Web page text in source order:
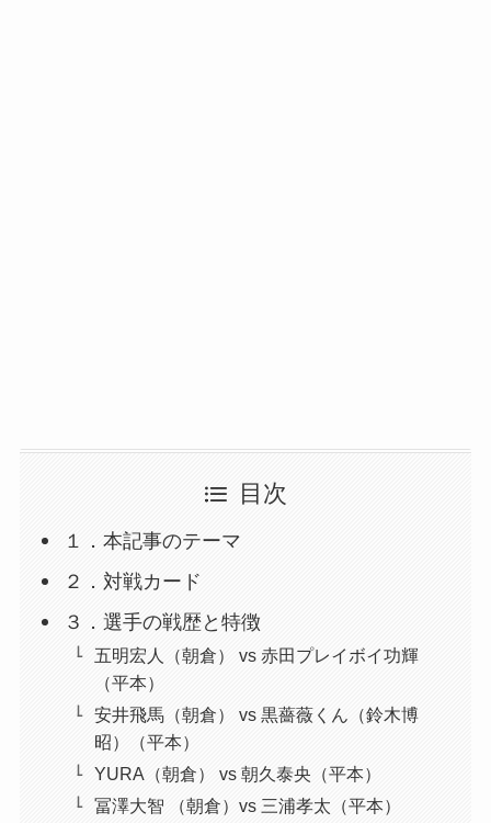
目次
１．本記事のテーマ
２．対戦カード
３．選手の戦歴と特徴
五明宏人（朝倉） vs 赤田プレイボイ功輝
（平本）
安井飛馬（朝倉） vs 黒薔薇くん（鈴木博
昭）（平本）
YURA（朝倉） vs 朝久泰央（平本）
冨澤大智 （朝倉）vs 三浦孝太（平本）